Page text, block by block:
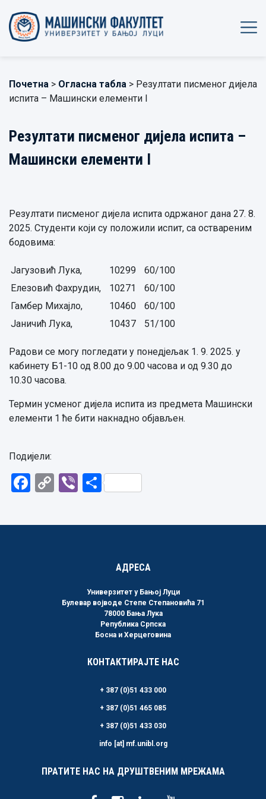
Почетна > Огласна табла > Резултати писменог дијела
испита – Машински елементи I
Резултати писменог дијела испита –
Машински елементи I
Резултати писменог дијела испита одржаног дана 27. 8.
2025. Студенти који су положили испит, са оствареним
бодовима:
Јагузовић Лука, 10299
60/100
Елезовић Фахрудин,
10271
60/100
Гамбер Михајло,
10460
60/100
Јаничић Лука,
10437 51/100
Радови се могу погледати у понедјељак 1. 9. 2025. у
кабинету Б1-10 од 8.00 до 9.00 часова и од 9.30 до
10.30 часова.
Термин усменог дијела испита из предмета Машински
елементи 1 ће бити накнадно објављен.
Подијели:
Facebook
CopyViberShare
АДРЕСА
Универзитет у Бањој Луци
Булевар војводе Степе Степановића 71
78000 Бања Лука
Република Српска
Босна и Херцеговина
КОНТАКТИРАЈТЕ НАС
+ 387 (0)51 433 000
+ 387 (0)51 465 085
+ 387 (0)51 433 030
info [at] mf.unibl.org
ПРАТИТЕ НАС НА ДРУШТВЕНИМ МРЕЖАМА